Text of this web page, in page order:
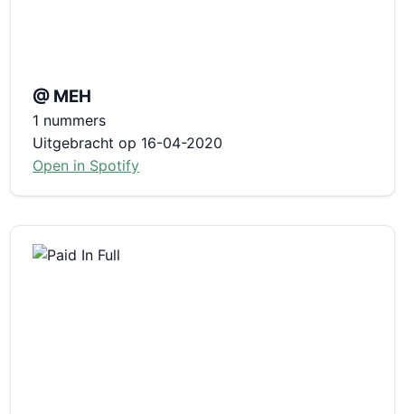
@ MEH
1 nummers
Uitgebracht op 16-04-2020
Open in Spotify